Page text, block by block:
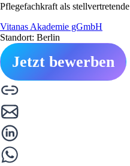
Pflegefachkraft als
Vitanas Akademie gGmbH
Standort: Berlin
Jetzt bewerben